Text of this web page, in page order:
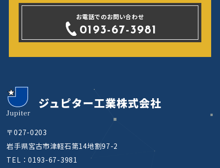
お電話でのお問い合わせ
0193-67-3981
〒027-0203
岩手県宮古市津軽石第14地割97-2
TEL：0193-67-3981